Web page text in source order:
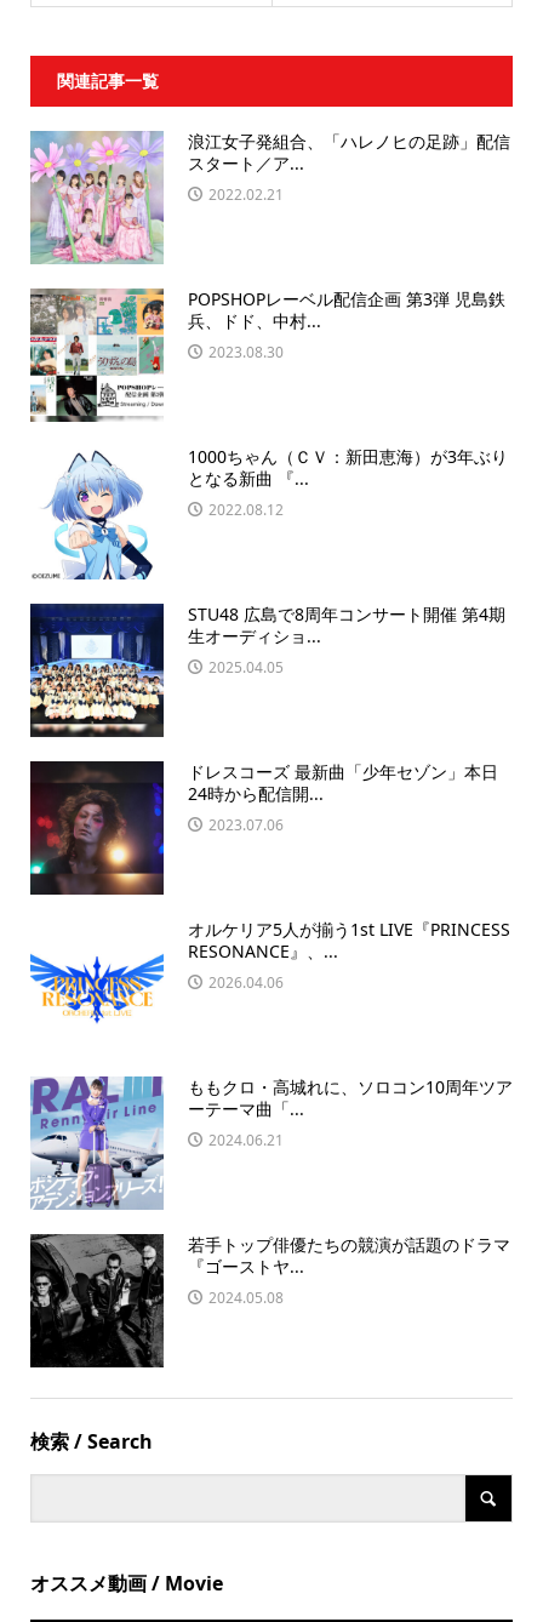
関連記事一覧
浪江女子発組合、「ハレノヒの足跡」配信
スタート／ア...
2022.02.21
POPSHOPレーベル配信企画 第3弾 児島鉄
兵、ドド、中村...
2023.08.30
1000ちゃん（ＣＶ：新田恵海）が3年ぶり
となる新曲 『...
2022.08.12
STU48 広島で8周年コンサート開催 第4期
生オーディショ...
2025.04.05
ドレスコーズ 最新曲「少年セゾン」本日
24時から配信開...
2023.07.06
オルケリア5人が揃う1st LIVE『PRINCESS
RESONANCE』、...
2026.04.06
ももクロ・高城れに、ソロコン10周年ツア
ーテーマ曲「...
2024.06.21
若手トップ俳優たちの競演が話題のドラマ
『ゴーストヤ...
2024.05.08
検索 / Search
オススメ動画 / Movie